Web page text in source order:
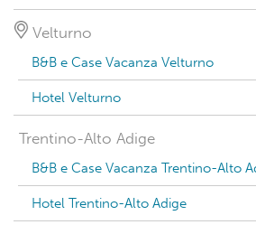
Velturno
B&B e Case Vacanza Velturno
Hotel Velturno
Trentino-Alto Adige
B&B e Case Vacanza Trentino-Alto
Hotel Trentino-Alto Adige